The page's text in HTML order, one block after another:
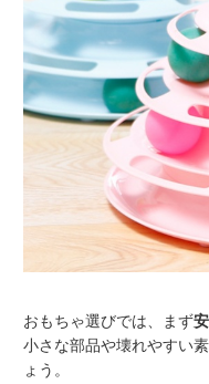
おもちゃ選びでは、まず
小さな部品や壊れやすい
ょう。